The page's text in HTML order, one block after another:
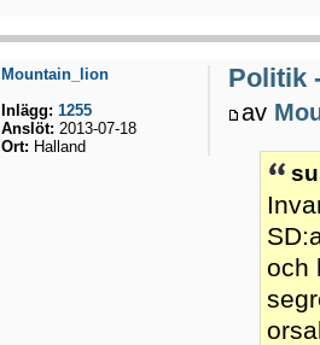
Politik
av
och
Mountain_lion
Inlägg: 1255
Anslöt: 2013-07-18
Ort: Halland